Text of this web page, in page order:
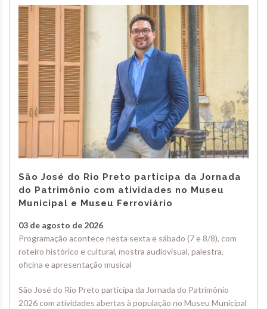
São José do Rio Preto participa da Jornada
do Patrimônio com atividades no Museu
Municipal e Museu Ferroviário
03 de agosto de 2026
Programação acontece nesta sexta e sábado (7 e 8/8), com
roteiro histórico e cultural, mostra audiovisual, palestra,
oficina e apresentação musical
São José do Rio Preto participa da Jornada do Patrimônio
2026 com atividades abertas à população no Museu Municipal